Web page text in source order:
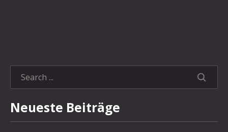
Neueste Beiträge